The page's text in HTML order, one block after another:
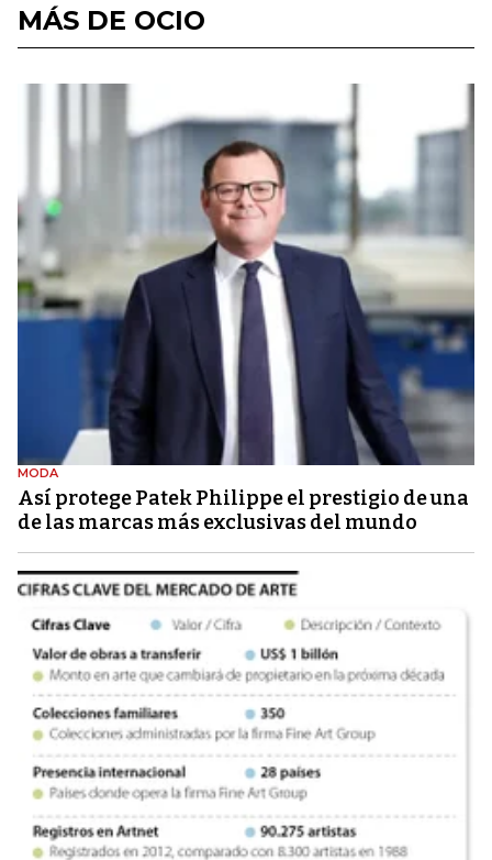
MÁS DE OCIO
MODA
Así protege Patek Philippe el prestigio de una
de las marcas más exclusivas del mundo